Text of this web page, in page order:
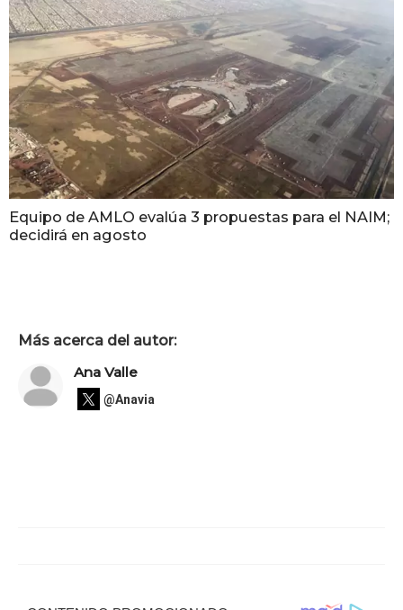
Equipo de AMLO evalúa 3 propuestas para el NAIM;
decidirá en agosto
Más acerca del autor:
Ana Valle
@Anavia